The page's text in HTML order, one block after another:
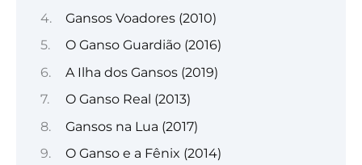
Gansos Voadores (2010)
O Ganso Guardião (2016)
A Ilha dos Gansos (2019)
O Ganso Real (2013)
Gansos na Lua (2017)
O Ganso e a Fênix (2014)